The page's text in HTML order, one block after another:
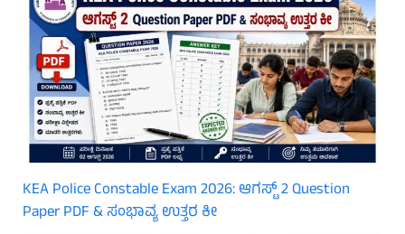
KEA Police Constable Exam 2026: ಆಗಸ್ಟ್ 2 Question
Paper PDF & ಸಂಭಾವ್ಯ ಉತ್ತರ ಕೀ